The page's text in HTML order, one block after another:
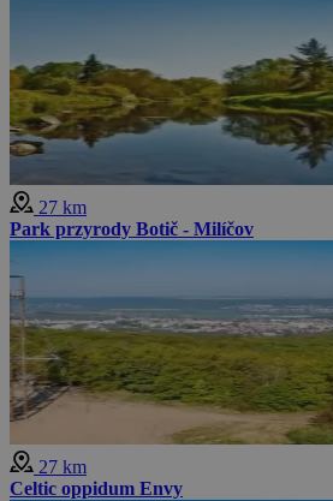
27 km
Park przyrody Botič - Milíčov
27 km
Celtic oppidum Envy